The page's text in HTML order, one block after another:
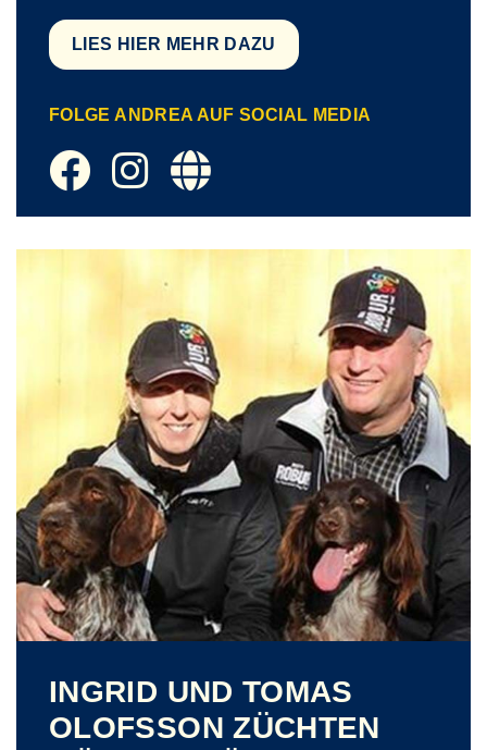
LIES HIER MEHR DAZU
FOLGE ANDREA AUF SOCIAL MEDIA
INGRID UND TOMAS
OLOFSSON ZÜCHTEN